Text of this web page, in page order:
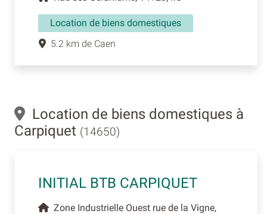
Location de biens domestiques
5.2 km de Caen
Location de biens domestiques à
Carpiquet (14650)
INITIAL BTB CARPIQUET
Zone Industrielle Ouest rue de la Vigne,